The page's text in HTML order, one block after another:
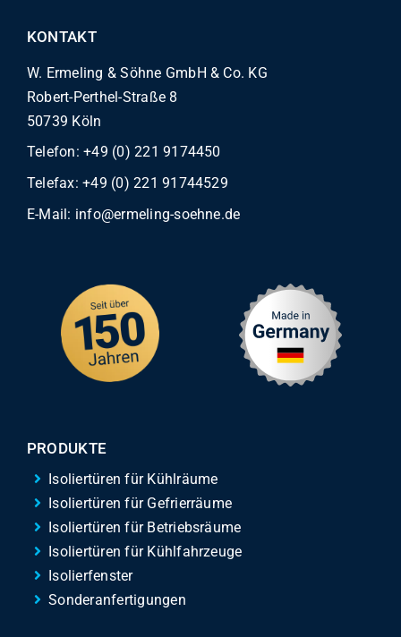
KONTAKT
W. Ermeling & Söhne GmbH & Co. KG
Robert-Perthel-Straße 8
50739 Köln
Telefon:+49 (0) 221 9174450
Telefax: +49 (0) 221 91744529
E-Mail: info@ermeling-soehne.de
PRODUKTE
Isoliertüren für Kühlräume
Isoliertüren für Gefrierräume
Isoliertüren für Betriebsräume
Isoliertüren für Kühlfahrzeuge
Isolierfenster
Sonderanfertigungen